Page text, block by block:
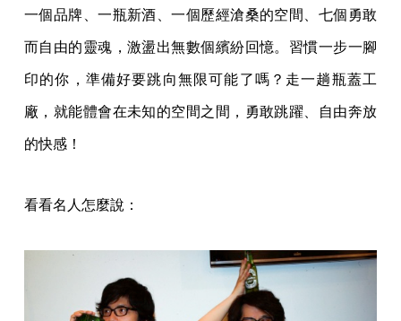
一個品牌、一瓶新酒、一個歷經滄桑的空間、七個勇敢
而自由的靈魂，激盪出無數個繽紛回憶。習慣一步一腳
印的你，準備好要跳向無限可能了嗎？走一趟瓶蓋工
廠，就能體會在未知的空間之間，勇敢跳躍、自由奔放
的快感！
看看名人怎麼說：